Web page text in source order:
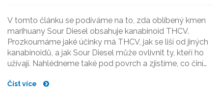
V tomto článku se podíváme na to, zda oblíbený kmen
marihuany Sour Diesel obsahuje kanabinoid THCV.
Prozkoumáme jaké účinky má THCV, jak se liší od jiných
kanabinoidů, a jak Sour Diesel může ovlivnit ty, kteří ho
užívají. Nahlédneme také pod povrch a zjistíme, co činí
v léčbě některých zdravotních stavů.
Číst více